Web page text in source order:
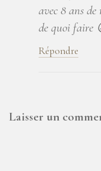
avec 8 ans de
de quoi faire
Répondre
Laisser un